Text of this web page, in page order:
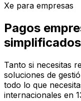
Xe para empresas
Pagos
simplificados
Tanto si necesitas
soluciones de
todo lo que
internacionales en